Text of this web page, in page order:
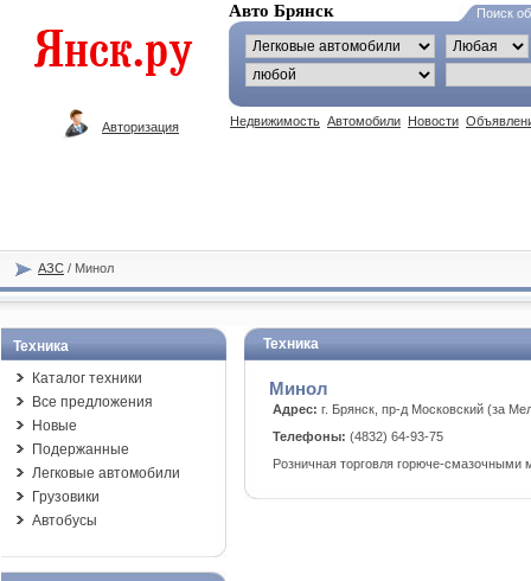
Авто Брянск Поиск
Авторизация Недвижимость Автомобили Новости
АЗС / Минол
Техника
Каталог техники
Все предложения
Новые
Подержанные
Легковые автомобили
Грузовики
Автобусы
Техника
Минол
Адрес: г. Брянск, пр-д Московский (за
Телефоны: (4832) 64-93-75
Розничная торговля горюче-смазочными